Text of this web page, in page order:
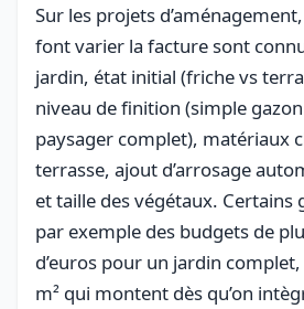
Sur les projets
font varier la facture sont
jardin, état initial (friche vs
niveau de finition (simple
paysager complet), matériaux
terrasse, ajout d’arrosage
et taille des végétaux. Certains
par exemple des budgets de
d’euros pour un jardin
m² qui montent dès qu’on